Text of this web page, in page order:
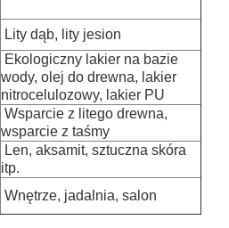
Lity dąb, lity jesion
Ekologiczny lakier na bazie
wody, olej do drewna, lakier
nitrocelulozowy, lakier PU
Wsparcie z litego drewna,
wsparcie z taśmy
Len, aksamit, sztuczna skóra
itp.
Wnętrze, jadalnia, salon